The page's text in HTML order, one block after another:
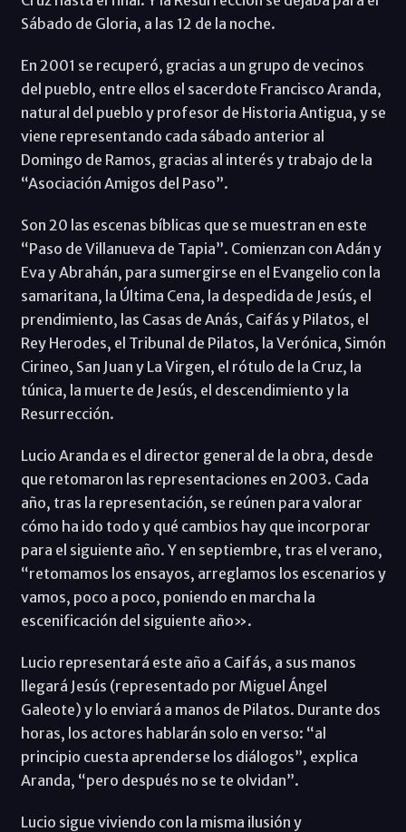
Sábado de Gloria, a las 12 de la noche.
En 2001 se recuperó, gracias a un grupo de vecinos
del pueblo, entre ellos el sacerdote Francisco Aranda,
natural del pueblo y profesor de Historia Antigua, y se
viene representando cada sábado anterior al
Domingo de Ramos, gracias al interés y trabajo de la
“Asociación Amigos del Paso”.
Son 20 las escenas bíblicas que se muestran en este
“Paso de Villanueva de Tapia”. Comienzan con Adán y
Eva y Abrahán, para sumergirse en el Evangelio con la
samaritana, la Última Cena, la despedida de Jesús, el
prendimiento, las Casas de Anás, Caifás y Pilatos, el
Rey Herodes, el Tribunal de Pilatos, la Verónica, Simón
Cirineo, San Juan y La Virgen, el rótulo de la Cruz, la
túnica, la muerte de Jesús, el descendimiento y la
Resurrección.
Lucio Aranda es el director general de la obra, desde
que retomaron las representaciones en 2003. Cada
año, tras la representación, se reúnen para valorar
cómo ha ido todo y qué cambios hay que incorporar
para el siguiente año. Y en septiembre, tras el verano,
“retomamos los ensayos, arreglamos los escenarios y
vamos, poco a poco, poniendo en marcha la
escenificación del siguiente año».
Lucio representará este año a Caifás, a sus manos
llegará Jesús (representado por Miguel Ángel
Galeote) y lo enviará a manos de Pilatos. Durante dos
horas, los actores hablarán solo en verso: “al
principio cuesta aprenderse los diálogos”, explica
Aranda, “pero después no se te olvidan”.
Lucio sigue viviendo con la misma ilusión y